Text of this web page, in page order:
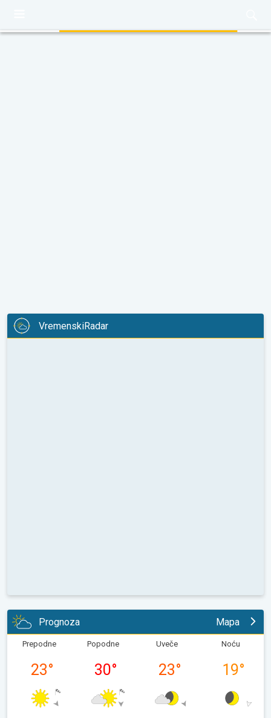
VremenskiRadar
Prognoza Mapa
Prepodne
23°
Popodne
30°
Uveče
23°
Noću
19°